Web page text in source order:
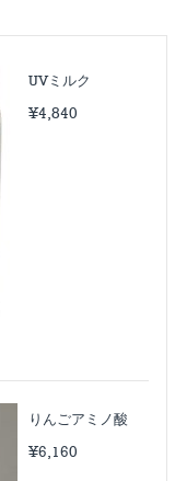
UVミルク
¥4,840
りんごアミノ酸
¥6,160